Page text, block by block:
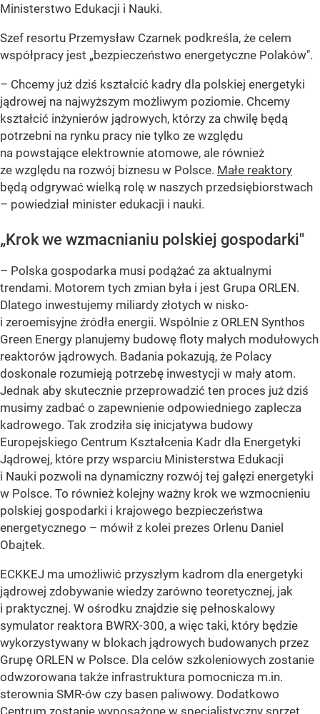
Ministerstwo Edukacji i Nauki.
Szef resortu Przemysław Czarnek podkreśla, że celem
współpracy jest „bezpieczeństwo energetyczne Polaków".
– Chcemy już dziś kształcić kadry dla polskiej energetyki
jądrowej na najwyższym możliwym poziomie. Chcemy
kształcić inżynierów jądrowych, którzy za chwilę będą
potrzebni na rynku pracy nie tylko ze względu
na powstające elektrownie atomowe, ale również
ze względu na rozwój biznesu w Polsce. Małe reaktory
będą odgrywać wielką rolę w naszych przedsiębiorstwach
– powiedział minister edukacji i nauki.
„Krok we wzmacnianiu polskiej gospodarki"
– Polska gospodarka musi podążać za aktualnymi
trendami. Motorem tych zmian była i jest Grupa ORLEN.
Dlatego inwestujemy miliardy złotych w nisko-
i zeroemisyjne źródła energii. Wspólnie z ORLEN Synthos
Green Energy planujemy budowę floty małych modułowych
reaktorów jądrowych. Badania pokazują, że Polacy
doskonale rozumieją potrzebę inwestycji w mały atom.
Jednak aby skutecznie przeprowadzić ten proces już dziś
musimy zadbać o zapewnienie odpowiedniego zaplecza
kadrowego. Tak zrodziła się inicjatywa budowy
Europejskiego Centrum Kształcenia Kadr dla Energetyki
Jądrowej, które przy wsparciu Ministerstwa Edukacji
i Nauki pozwoli na dynamiczny rozwój tej gałęzi energetyki
w Polsce. To również kolejny ważny krok we wzmocnieniu
polskiej gospodarki i krajowego bezpieczeństwa
energetycznego – mówił z kolei prezes Orlenu Daniel
Obajtek.
ECKKEJ ma umożliwić przyszłym kadrom dla energetyki
jądrowej zdobywanie wiedzy zarówno teoretycznej, jak
i praktycznej. W ośrodku znajdzie się pełnoskalowy
symulator reaktora BWRX-300, a więc taki, który będzie
wykorzystywany w blokach jądrowych budowanych przez
Grupę ORLEN w Polsce. Dla celów szkoleniowych zostanie
odwzorowana także infrastruktura pomocnicza m.in.
sterownia SMR-ów czy basen paliwowy. Dodatkowo